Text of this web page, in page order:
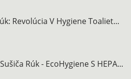
Revolúcia V Hygiene Toaliet...
Rúk - EcoHygiene S HEPA...